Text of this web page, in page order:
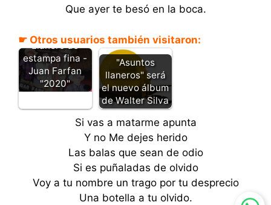
Que ayer te besó en la boca.
☛ Otros usuarios también visitaron:
Llanero de
estampa fina -
Juan Farfan
"2020"
"Asuntos
llaneros" será
el nuevo álbum
de Walter Silva
Si vas a matarme apunta
Y no Me dejes herido
Las balas que sean de odio
Si es puñaladas de olvido
Voy a tu nombre un trago por tu desprecio
Una botella a tu olvido.